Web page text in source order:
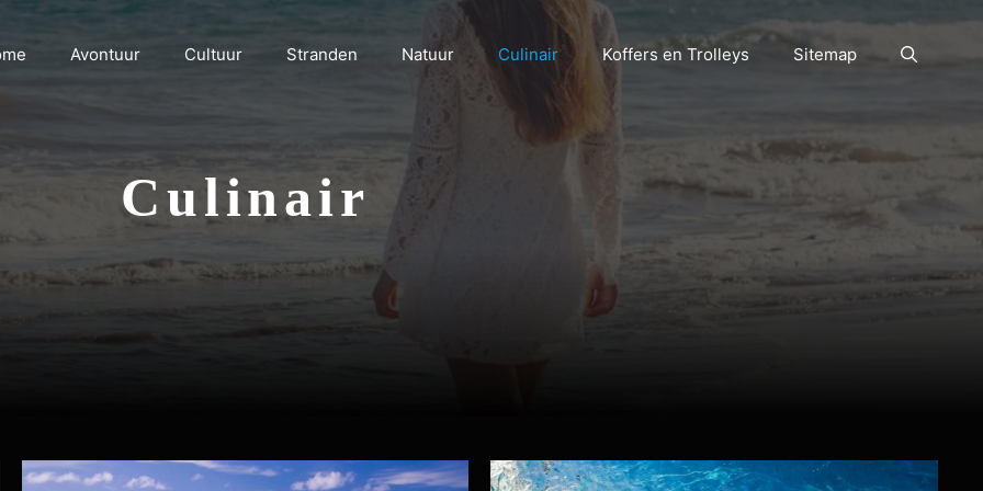
Avontuur Cultuur Stranden Natuur Culinair Koffers en Trolleys Sitemap
Culinair